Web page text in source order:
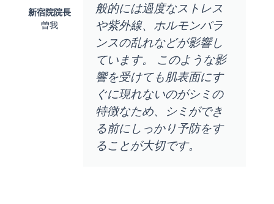
般的には過度なストレス
や紫外線、ホルモンバラ
ンスの乱れなどが影響し
ています。 このような影
響を受けても肌表面にす
ぐに現れないのがシミの
特徴なため、シミができ
る前にしっかり予防をす
ることが大切です。
新宿院院長
曽我